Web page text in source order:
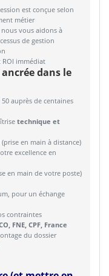
est conçue selon
métier
vous aidons à
de gestion
immédiat
dans le
auprès de centaines
technique et
en main à distance)
excellence en
en main de votre poste)
pour un échange
contraintes
FNE, CPF, France
du dossier